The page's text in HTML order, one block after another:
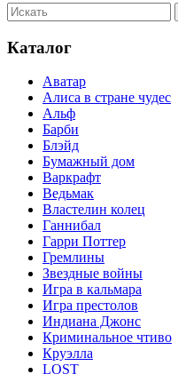
Каталог
Аватар
Алиса в стране чудес
Альф
Барби
Блэйд
Бумажный дом
Варкрафт
Ведьмак
Властелин колец
Ганнибал
Гарри Поттер
Гремлины
Звездные войны
Игра в кальмара
Игра престолов
Индиана Джонс
Криминальное чтиво
Круэлла
LOST